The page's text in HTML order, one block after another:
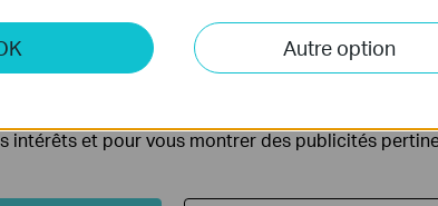
Autre option
d'analyser vos activités sur notre site
notre site Web.
être définis via notre site Web par nos
intérêts et pour vous montrer des publicités